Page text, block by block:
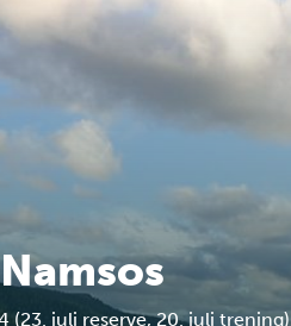
(23. juli reserve, 20. juli trening)